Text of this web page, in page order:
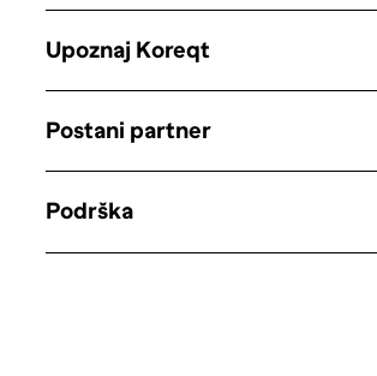
Upoznaj Koreqt
Postani partner
Podrška